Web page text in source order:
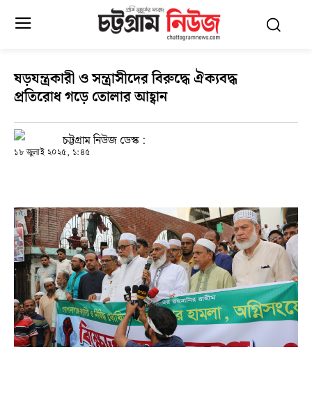
ষড়যন্ত্রকারী ও সন্ত্রাসীদের বিরুদ্ধে ঐক্যবদ্ধ
প্রতিরোধ গড়ে তোলার আহ্বান
চট্টগ্রাম নিউজ ডেস্ক :
১৮ জুলাই ২০২৫, ১:৪৫